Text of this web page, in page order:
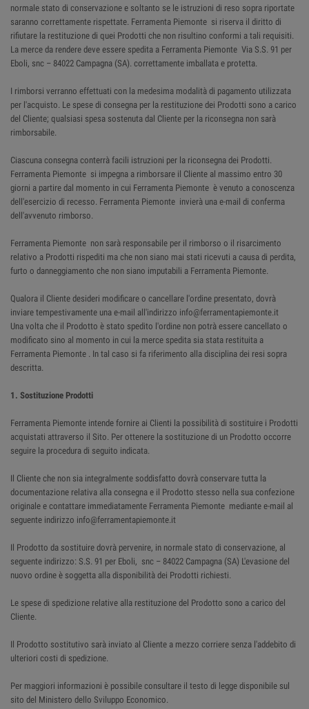
normale stato di conservazione e soltanto se le istruzioni di reso sopra riportate
saranno correttamente rispettate. Ferramenta Piemonte si riserva il diritto di
rifiutare la restituzione di quei Prodotti che non risultino conformi a tali requisiti.
La merce da rendere deve essere spedita a Ferramenta Piemonte Via S.S. 91 per
Eboli, snc – 84022 Campagna (SA). correttamente imballata e protetta.
I rimborsi verranno effettuati con la medesima modalità di pagamento utilizzata
per l'acquisto. Le spese di consegna per la restituzione dei Prodotti sono a carico
del Cliente; qualsiasi spesa sostenuta dal Cliente per la riconsegna non sarà
rimborsabile.
Ciascuna consegna conterrà facili istruzioni per la riconsegna dei Prodotti.
Ferramenta Piemonte si impegna a rimborsare il Cliente al massimo entro 30
giorni a partire dal momento in cui Ferramenta Piemonte è venuto a conoscenza
dell'esercizio di recesso. Ferramenta Piemonte invierà una e-mail di conferma
dell'avvenuto rimborso.
Ferramenta Piemonte non sarà responsabile per il rimborso o il risarcimento
relativo a Prodotti rispediti ma che non siano mai stati ricevuti a causa di perdita,
furto o danneggiamento che non siano imputabili a Ferramenta Piemonte.
Qualora il Cliente desideri modificare o cancellare l'ordine presentato, dovrà
inviare tempestivamente una e-mail all'indirizzo info@ferramentapiemonte.it
Una volta che il Prodotto è stato spedito l'ordine non potrà essere cancellato o
modificato sino al momento in cui la merce spedita sia stata restituita a
Ferramenta Piemonte . In tal caso si fa riferimento alla disciplina dei resi sopra
descritta.
1. Sostituzione Prodotti
Ferramenta Piemonte intende fornire ai Clienti la possibilità di sostituire i Prodotti
acquistati attraverso il Sito. Per ottenere la sostituzione di un Prodotto occorre
seguire la procedura di seguito indicata.
Il Cliente che non sia integralmente soddisfatto dovrà conservare tutta la
documentazione relativa alla consegna e il Prodotto stesso nella sua confezione
originale e contattare immediatamente Ferramenta Piemonte mediante e-mail al
seguente indirizzo info@ferramentapiemonte.it
Il Prodotto da sostituire dovrà pervenire, in normale stato di conservazione, al
seguente indirizzo: S.S. 91 per Eboli, snc – 84022 Campagna (SA) L'evasione del
nuovo ordine è soggetta alla disponibilità dei Prodotti richiesti.
Le spese di spedizione relative alla restituzione del Prodotto sono a carico del
Cliente.
Il Prodotto sostitutivo sarà inviato al Cliente a mezzo corriere senza l'addebito di
ulteriori costi di spedizione.
Per maggiori informazioni è possibile consultare il testo di legge disponibile sul
sito del Ministero dello Sviluppo Economico.